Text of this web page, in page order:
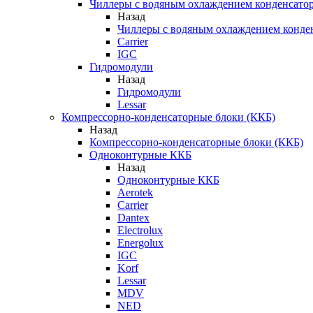
Чиллеры с водяным охлаждением
Назад
Чиллеры с водяным охлаждением
Carrier
IGC
Гидромодули
Назад
Гидромодули
Lessar
Компрессорно-конденсаторные блоки (ККБ)
Назад
Компрессорно-конденсаторные блоки (ККБ)
Одноконтурные ККБ
Назад
Одноконтурные ККБ
Aerotek
Carrier
Dantex
Electrolux
Energolux
IGC
Korf
Lessar
MDV
NED